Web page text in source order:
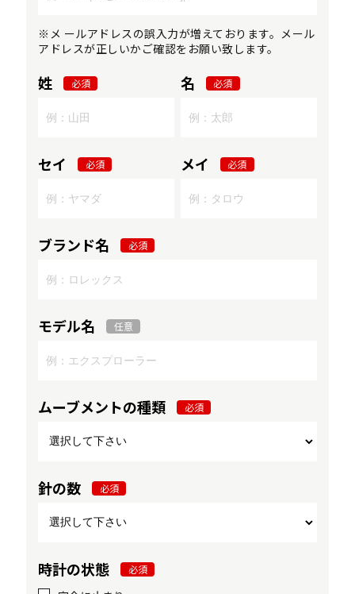
※メ ールアドレスの誤入力が増えております。メール
アドレスが正しいかご確認をお願い致します。
姓 必須 名 必須
セイ 必須 メイ 必須
ブランド名 必須
モデル名 任意
ムーブメントの種類 必須
針の数 必須
時計の状態 必須